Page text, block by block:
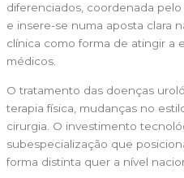
diferenciados, coordenada
e insere-se numa aposta clara
clínica como forma de atingir a
médicos.
O tratamento das doenças
terapia física, mudanças no
cirurgia. O investimento
subespecialização que
forma distinta quer a nível